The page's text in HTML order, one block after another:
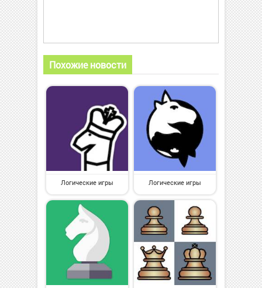
Похожие новости
Логические игры Логические игры